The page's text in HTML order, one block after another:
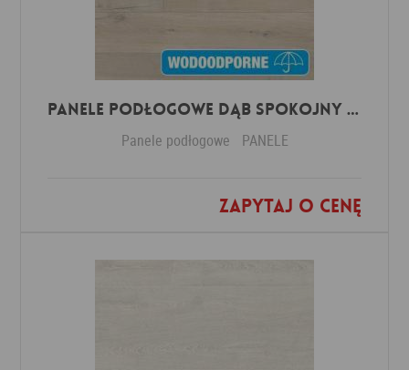
Panele Podłogowe Dąb Spokojny Jasny IMU1854 AC5 12 mm
Panele podłogowe PANELE
Zapytaj o cenę
Dodaj do ulubionych